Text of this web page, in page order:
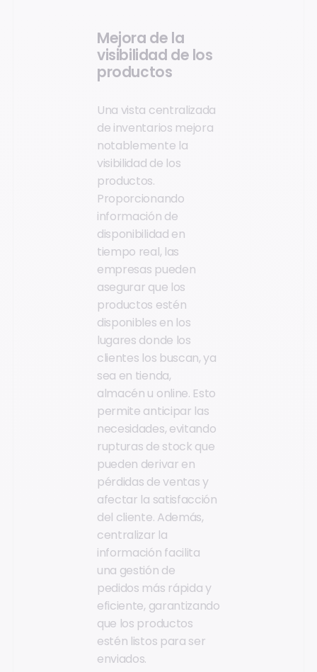
Mejora de la
visibilidad de los
productos
Una vista centralizada
de inventarios mejora
notablemente la
visibilidad de los
productos.
Proporcionando
información de
disponibilidad en
tiempo real, las
empresas pueden
asegurar que los
productos estén
disponibles en los
lugares donde los
clientes los buscan, ya
sea en tienda,
almacén u online. Esto
permite anticipar las
necesidades, evitando
rupturas de stock que
pueden derivar en
pérdidas de ventas y
afectar la satisfacción
del cliente. Además,
centralizar la
información facilita
una gestión de
pedidos más rápida y
eficiente, garantizando
que los productos
estén listos para ser
enviados.